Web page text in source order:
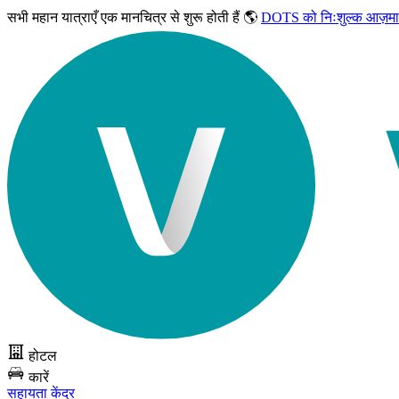
सभी महान यात्राएँएक मानचित्र से शुरू होती हैं 🌎 DOTS को निःशुल्क
होटल
कारें
सहायता केंद्र